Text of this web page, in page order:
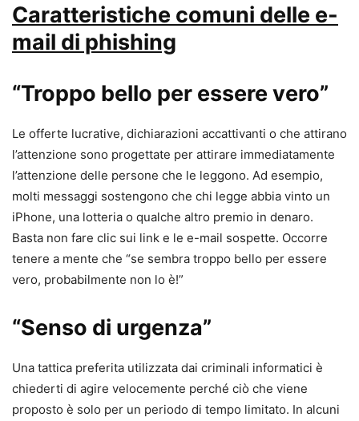
Caratteristiche comuni delle e-
mail di phishing
“Troppo bello per essere vero”
Le offerte lucrative, dichiarazioni accattivanti o che attirano
l’attenzione sono progettate per attirare immediatamente
l’attenzione delle persone che le leggono. Ad esempio,
molti messaggi sostengono che chi legge abbia vinto un
iPhone, una lotteria o qualche altro premio in denaro.
Basta non fare clic sui link e le e-mail sospette. Occorre
tenere a mente che “se sembra troppo bello per essere
vero, probabilmente non lo è!”
“Senso di urgenza”
Una tattica preferita utilizzata dai criminali informatici è
chiederti di agire velocemente perché ciò che viene
proposto è solo per un periodo di tempo limitato. In alcuni